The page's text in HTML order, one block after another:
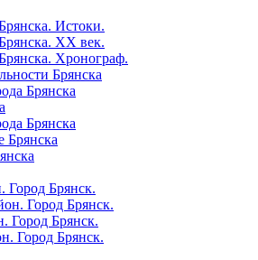
Истоки.
XX век.
Хронограф.
Брянска
Брянска
Брянска
Брянска
Город Брянск.
Город Брянск.
Город Брянск.
Город Брянск.